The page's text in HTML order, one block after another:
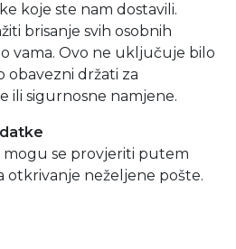
koje ste nam dostavili.
brisanje svih osobnih
vama. Ovo ne uključuje bilo
obavezni držati za
ili sigurnosne namjene.
se provjeriti putem
otkrivanje neželjene pošte.